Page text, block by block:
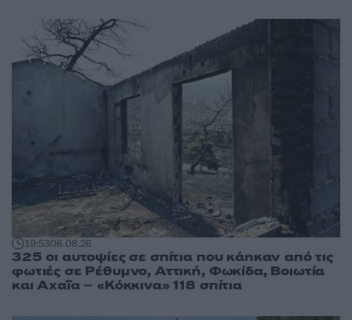
19:5306.08.26
325 οι αυτοψίες σε σπίτια που κάηκαν από τις
φωτιές σε Ρέθυμνο, Αττική, Φωκίδα, Βοιωτία
και Αχαΐα – «Κόκκινα» 118 σπίτια